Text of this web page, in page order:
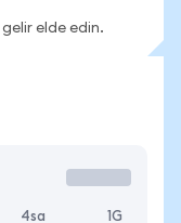
elde edin.
4sa 1G